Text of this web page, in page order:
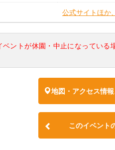
公式サイトほか
ントが休園・中止になっている
地図・アクセス情
このイベント